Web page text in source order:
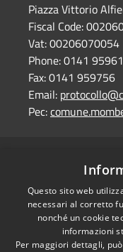
Piazza Vittorio
Fiscal Code:
Vat:00206070054
Phone:0141
Fax:0141 959756
Email:
Pec:
Privacy
Cookie
Questo sito web
necessari al corretto
nonché un cookie
informazioni
Per maggiori dettagli,